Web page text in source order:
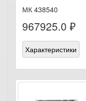
МК 438540
967925.0 ₽
Характеристики